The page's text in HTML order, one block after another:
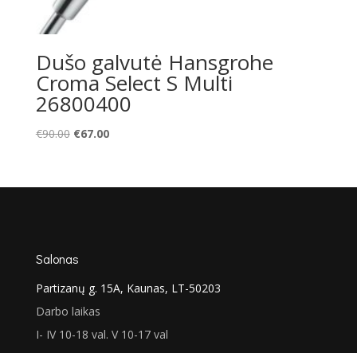
Dušo galvutė Hansgrohe
Croma Select S Multi
26800400
€90.00 Original
€90.00.
€67.00Current
€67.00.
Salonas
Partizanų g. 15A, Kaunas, LT-50203
Darbo laikas
I- IV 10-18 val. V 10-17 val